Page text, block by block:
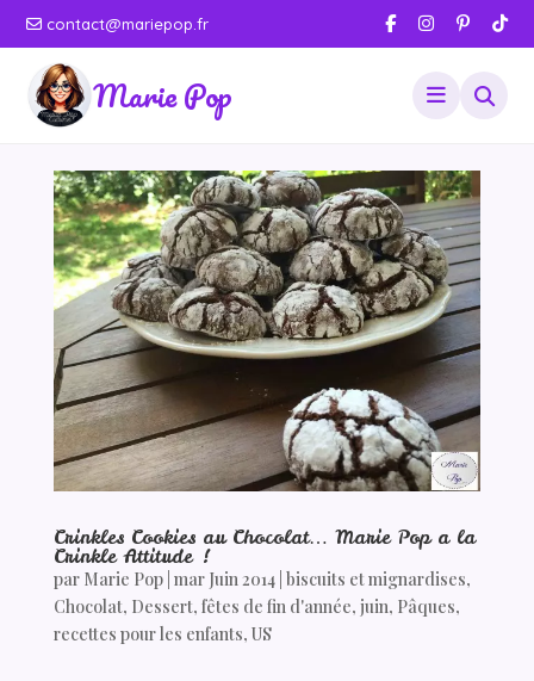
contact@mariepop.fr
Marie Pop
Crinkles Cookies au Chocolat… Marie Pop a la
Crinkle Attitude !
par Marie Pop| mar Juin 2014| biscuits et mignardises,
Chocolat, Dessert, fêtes de fin d'année, juin, Pâques,
recettes pour les enfants, US